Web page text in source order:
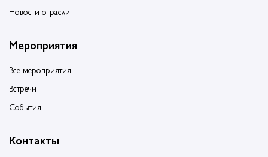
Новости отрасли
Мероприятия
Все мероприятия
Встречи
События
Контакты